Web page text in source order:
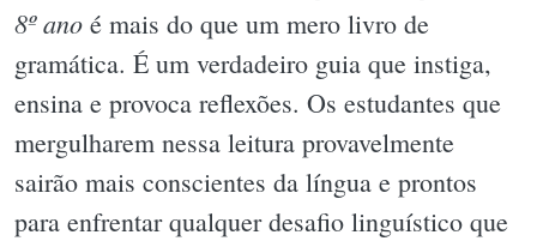
8º ano é mais do que um mero livro de
gramática. É um verdadeiro guia que instiga,
ensina e provoca reflexões. Os estudantes que
mergulharem nessa leitura provavelmente
sairão mais conscientes da língua e prontos
para enfrentar qualquer desafio linguístico que